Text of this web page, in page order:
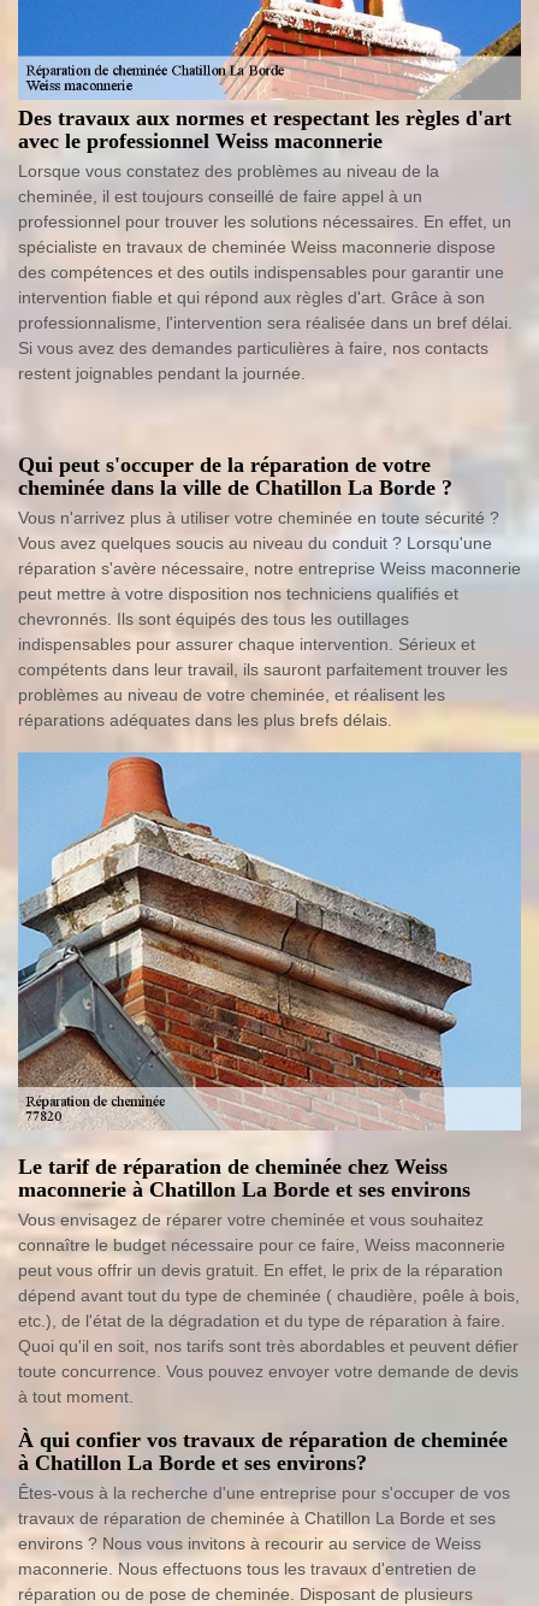
Des travaux aux normes et respectant les règles d'art
avec le professionnel Weiss maconnerie
Lorsque vous constatez des problèmes au niveau de la
cheminée, il est toujours conseillé de faire appel à un
professionnel pour trouver les solutions nécessaires. En effet, un
spécialiste en travaux de cheminée Weiss maconnerie dispose
des compétences et des outils indispensables pour garantir une
intervention fiable et qui répond aux règles d'art. Grâce à son
professionnalisme, l'intervention sera réalisée dans un bref délai.
Si vous avez des demandes particulières à faire, nos contacts
restent joignables pendant la journée.
Qui peut s'occuper de la réparation de votre
cheminée dans la ville de Chatillon La Borde ?
Vous n'arrivez plus à utiliser votre cheminée en toute sécurité ?
Vous avez quelques soucis au niveau du conduit ? Lorsqu'une
réparation s'avère nécessaire, notre entreprise Weiss maconnerie
peut mettre à votre disposition nos techniciens qualifiés et
chevronnés. Ils sont équipés des tous les outillages
indispensables pour assurer chaque intervention. Sérieux et
compétents dans leur travail, ils sauront parfaitement trouver les
problèmes au niveau de votre cheminée, et réalisent les
réparations adéquates dans les plus brefs délais.
Le tarif de réparation de cheminée chez Weiss
maconnerie à Chatillon La Borde et ses environs
Vous envisagez de réparer votre cheminée et vous souhaitez
connaître le budget nécessaire pour ce faire, Weiss maconnerie
peut vous offrir un devis gratuit. En effet, le prix de la réparation
dépend avant tout du type de cheminée ( chaudière, poêle à bois,
etc.), de l'état de la dégradation et du type de réparation à faire.
Quoi qu'il en soit, nos tarifs sont très abordables et peuvent défier
toute concurrence. Vous pouvez envoyer votre demande de devis
à tout moment.
À qui confier vos travaux de réparation de cheminée
à Chatillon La Borde et ses environs?
Êtes-vous à la recherche d'une entreprise pour s'occuper de vos
travaux de réparation de cheminée à Chatillon La Borde et ses
environs ? Nous vous invitons à recourir au service de Weiss
maconnerie. Nous effectuons tous les travaux d'entretien de
réparation ou de pose de cheminée. Disposant de plusieurs